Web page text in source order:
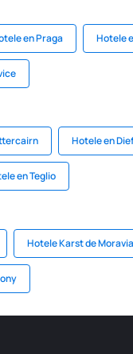
en Praga Hotele
Hotele en
en Teglio
Hotele Karst de Moravia